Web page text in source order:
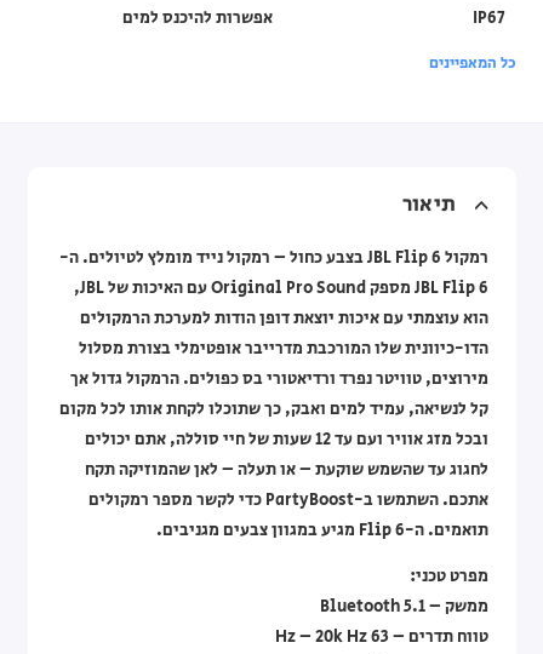
IP67 אפשרות להיכנס למים
כל המאפיינים
תיאור
רמקול JBL Flip 6 בצבע כחול – רמקול נייד מומלץ לטיולים. ה-
JBL Flip 6 מספק Original Pro Sound עם האיכות של JBL,
הוא עוצמתי עם איכות יוצאת דופן הודות למערכת הרמקולים
הדו-כיוונית שלו המורכבת מדרייבר אופטימלי בצורת מסלול
מירוצים, טוויטר נפרד ורדיאטורי בס כפולים. הרמקול גדול אך
קל לנשיאה, עמיד למים ואבק, כך שתוכלו לקחת אותו לכל מקום
ובכל מזג אוויר ועם עד 12 שעות של חיי סוללה, אתם יכולים
לחגוג עד שהשמש שוקעת – או תעלה – לאן שהמוזיקה תקח
אתכם. השתמשו ב-PartyBoost כדי לקשר מספר רמקולים
תואמים. ה-Flip 6 מגיע במגוון צבעים מגניבים.
מפרט טכני:
ממשק – Bluetooth 5.1
טווח תדרים – 63 Hz – 20k Hz